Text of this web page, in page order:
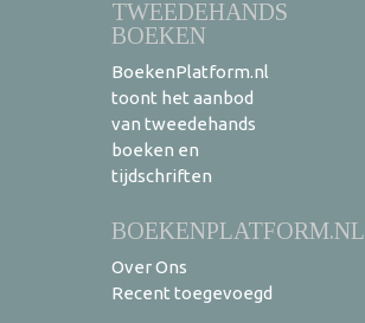
TWEEDEHANDS
BOEKEN
BoekenPlatform.nl
toont het aanbod
van tweedehands
boeken en
tijdschriften
BOEKENPLATFORM.NL
Over Ons
Recent toegevoegd